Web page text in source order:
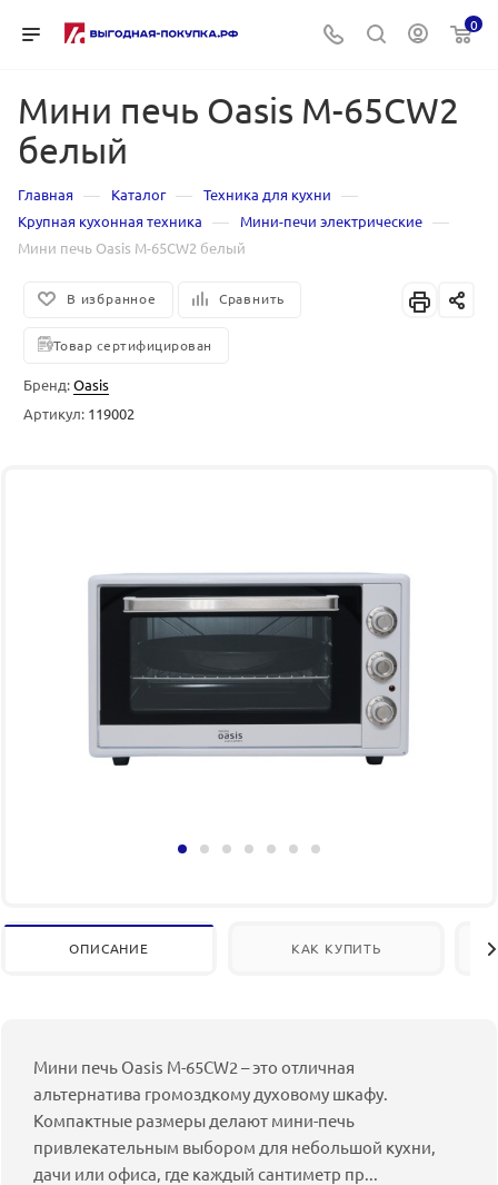
0
Мини печь Oasis M-65CW2
белый
Главная — Каталог — Техника для кухни —
Крупная кухонная техника — Мини-печи электрические —
Мини печь Oasis M-65CW2 белый
В избранное Сравнить
Товар сертифицирован
Бренд:Oasis
Артикул: 119002
ОПИСАНИЕ КАК КУПИТЬ
Мини печь Oasis M-65CW2 – это отличная
альтернатива громоздкому духовому шкафу.
Компактные размеры делают мини-печь
привлекательным выбором для небольшой кухни,
дачи или офиса, где каждый сантиметр пр...